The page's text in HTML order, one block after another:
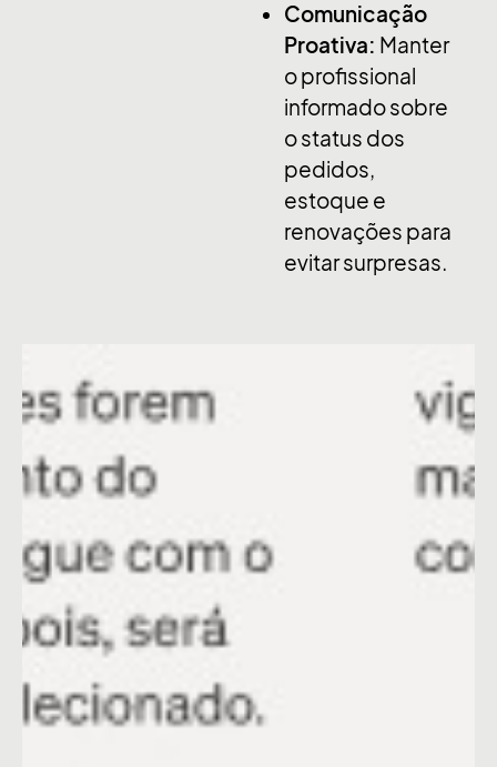
Comunicação
Proativa: Manter
o profissional
informado sobre
o status dos
pedidos,
estoque e
renovações para
evitar surpresas.